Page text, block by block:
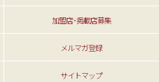
加盟店･掲載店募集
メルマガ登録
サイトマップ